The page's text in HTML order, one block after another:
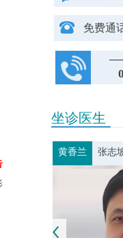
免费通
坐诊医生
黄香兰 张志